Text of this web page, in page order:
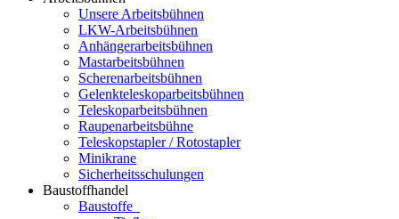
Unsere Arbeitsbühnen
LKW-Arbeitsbühnen
Anhängerarbeitsbühnen
Mastarbeitsbühnen
Scherenarbeitsbühnen
Gelenkteleskoparbeitsbühnen
Teleskoparbeitsbühnen
Raupenarbeitsbühne
Teleskopstapler / Rotostapler
Minikrane
Sicherheitsschulungen
Baustoffhandel
Baustoffe